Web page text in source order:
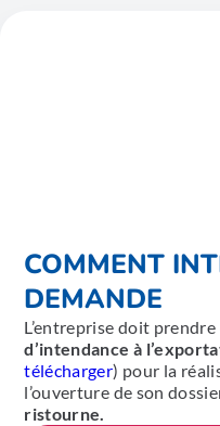
COMMENT
DEMANDE
L’entreprise doit
d’intendance à
télécharger) pour la
l’ouverture de son
ristourne.